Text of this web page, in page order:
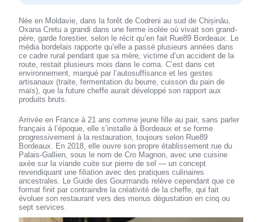
Née en Moldavie, dans la forêt de Codreni au sud de Chișinău,
Oxana Cretu a grandi dans une ferme isolée où vivait son grand-
père, garde forestier, selon le récit qu’en fait Rue89 Bordeaux. Le
média bordelais rapporte qu’elle a passé plusieurs années dans
ce cadre rural pendant que sa mère, victime d’un accident de la
route, restait plusieurs mois dans le coma. C’est dans cet
environnement, marqué par l’autosuffisance et les gestes
artisanaux (traite, fermentation du beurre, cuisson du pain de
maïs), que la future cheffe aurait développé son rapport aux
produits bruts.
Arrivée en France à 21 ans comme jeune fille au pair, sans parler
français à l’époque, elle s’installe à Bordeaux et se forme
progressivement à la restauration, toujours selon Rue89
Bordeaux. En 2018, elle ouvre son propre établissement rue du
Palais-Gallien, sous le nom de Cro Magnon, avec une cuisine
axée sur la viande cuite sur pierre de sel — un concept
revendiquant une filiation avec des pratiques culinaires
ancestrales. Le Guide des Gourmands relève cependant que ce
format finit par contraindre la créativité de la cheffe, qui fait
évoluer son restaurant vers des menus dégustation en cinq ou
sept services.